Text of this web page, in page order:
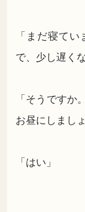
「まだ寝て
で、少し遅く
「そうですか
お昼にしましょ
「はい」